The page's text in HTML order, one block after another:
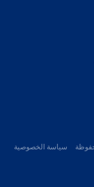
سياسة الخصوصية